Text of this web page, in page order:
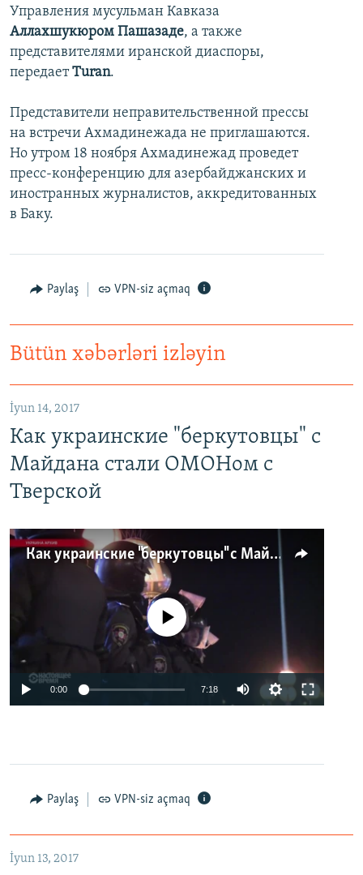
Управления мусульман Кавказа
Аллахшукюром Пашазаде, а также
представителями иранской диаспоры,
передаетTuran.
Представители неправительственной прессы
на встречи Ахмадинежада не приглашаются.
Но утром 18 ноября Ахмадинежад проведет
пресс-конференцию для азербайджанских и
иностранных журналистов, аккредитованных
в Баку.
Paylaş VPN-siz açmaq
Bütün xəbərləri izləyin
İyun 14, 2017
Как украинские "беркутовцы" с
Майдана стали ОМОНом с
Тверской
Как украинские "беркутовцы" с Майдана стали ОМОНом с Тверской
No media source currently available
0:00 7:18
Paylaş VPN-siz açmaq
İyun 13, 2017